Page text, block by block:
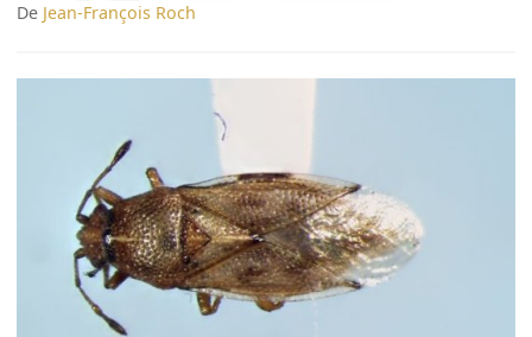
De Jean-François Roch